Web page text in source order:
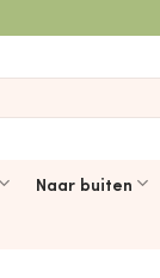
Naar buiten